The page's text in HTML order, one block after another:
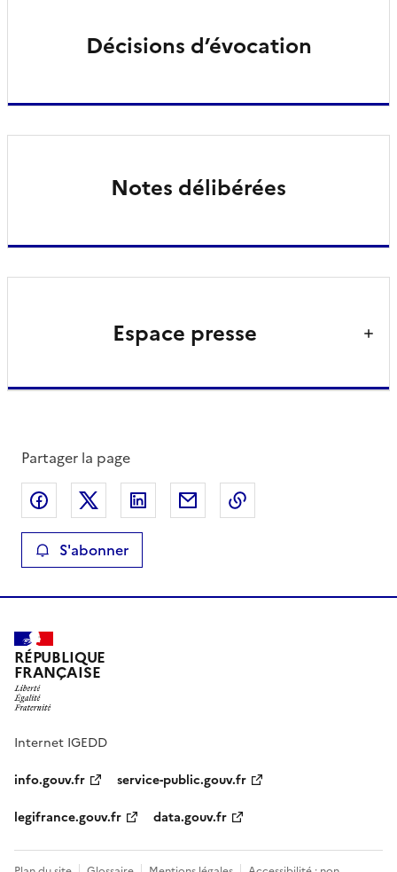
Décisions d’évocation
Notes délibérées
Espace presse
Partager la page
Partager sur Facebook
Partager sur XPartager sur LinkedIn
Partager par email
S'abonner
RÉPUBLIQUE
FRANÇAISE
Internet IGEDD
info.gouv.fr
service-public.gouv.fr
legifrance.gouv.fr
data.gouv.fr